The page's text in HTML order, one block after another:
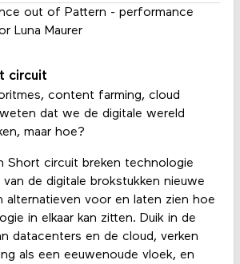
out of Pattern - performance
Luna Maurer
circuit
content farming, cloud
dat we de digitale wereld
maar hoe?
Short circuit breken technologie
de digitale brokstukken nieuwe
alternatieven voor en laten zien hoe
in elkaar kan zitten. Duik in de
datacenters en de cloud, verken
als een eeuwenoude vloek, en